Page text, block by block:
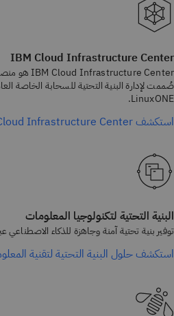
IBM Cloud Infrastructure Center
LinuxONE.
استكشف Cloud Infrastructure Center
البنية التحتية لتكنولوجيا المعلومات
توفير بنية تحتية آمنة وجاهزة للذكاء الاصطناعي
استكشف حلول البنية التحتية لتقنية